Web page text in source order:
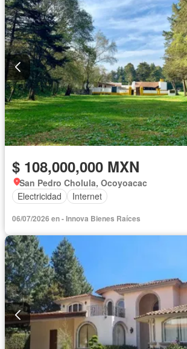
$ 108,000,000 MXN
San Pedro Cholula, Ocoyoacac
Electricidad
Internet
06/07/2026 en - Innova Bienes Raíces